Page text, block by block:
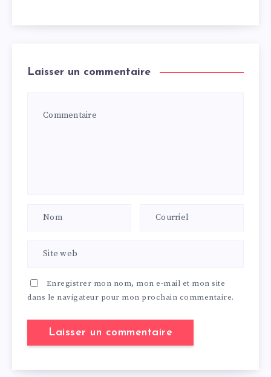
Laisser un commentaire
Enregistrer mon nom, mon e-mail et mon site
dans le navigateur pour mon prochain commentaire.